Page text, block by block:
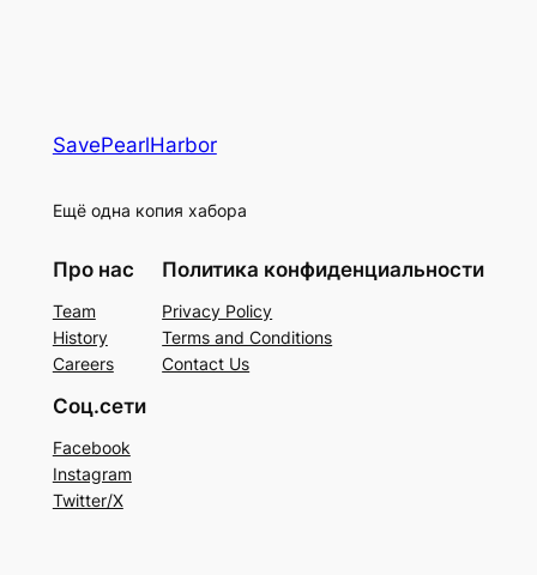
SavePearlHarbor
Ещё одна копия хабора
Про нас
Team
History
Careers
Политика конфиденциальности
Privacy Policy
Terms and Conditions
Contact Us
Соц.сети
Facebook
Instagram
Twitter/X